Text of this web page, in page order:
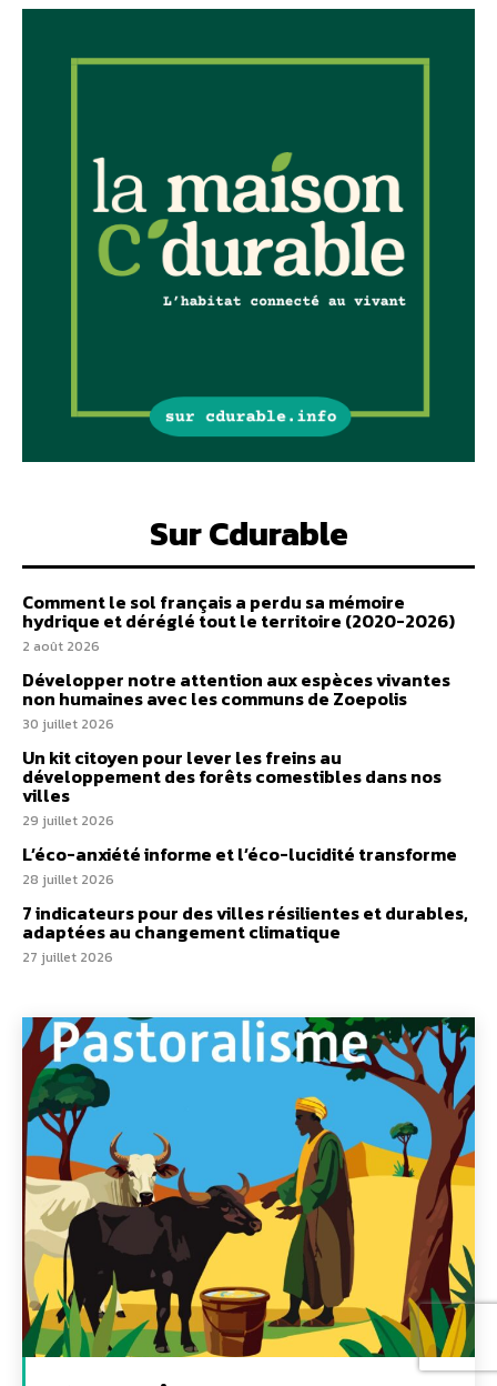
Sur Cdurable
Comment le sol français a perdu sa mémoire
hydrique et déréglé tout le territoire (2020-2026)
2 août 2026
Développer notre attention aux espèces vivantes
non humaines avec les communs de Zoepolis
30 juillet 2026
Un kit citoyen pour lever les freins au
développement des forêts comestibles dans nos
villes
29 juillet 2026
L’éco-anxiété informe et l’éco-lucidité transforme
28 juillet 2026
7 indicateurs pour des villes résilientes et durables,
adaptées au changement climatique
27 juillet 2026